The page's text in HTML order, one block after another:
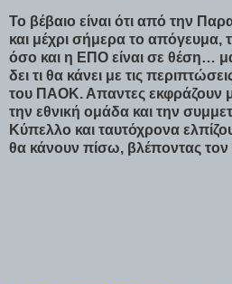
Το βέβαιο είναι ότι από την
και μέχρι σήμερα το
όσο και η ΕΠΟ είναι σε θέση…
δει τι θα κάνει με τις
του ΠΑΟΚ. Απαντες εκφράζουν
την εθνική ομάδα και την
Κύπελλο και ταυτόχρονα
θα κάνουν πίσω, βλέποντας τον